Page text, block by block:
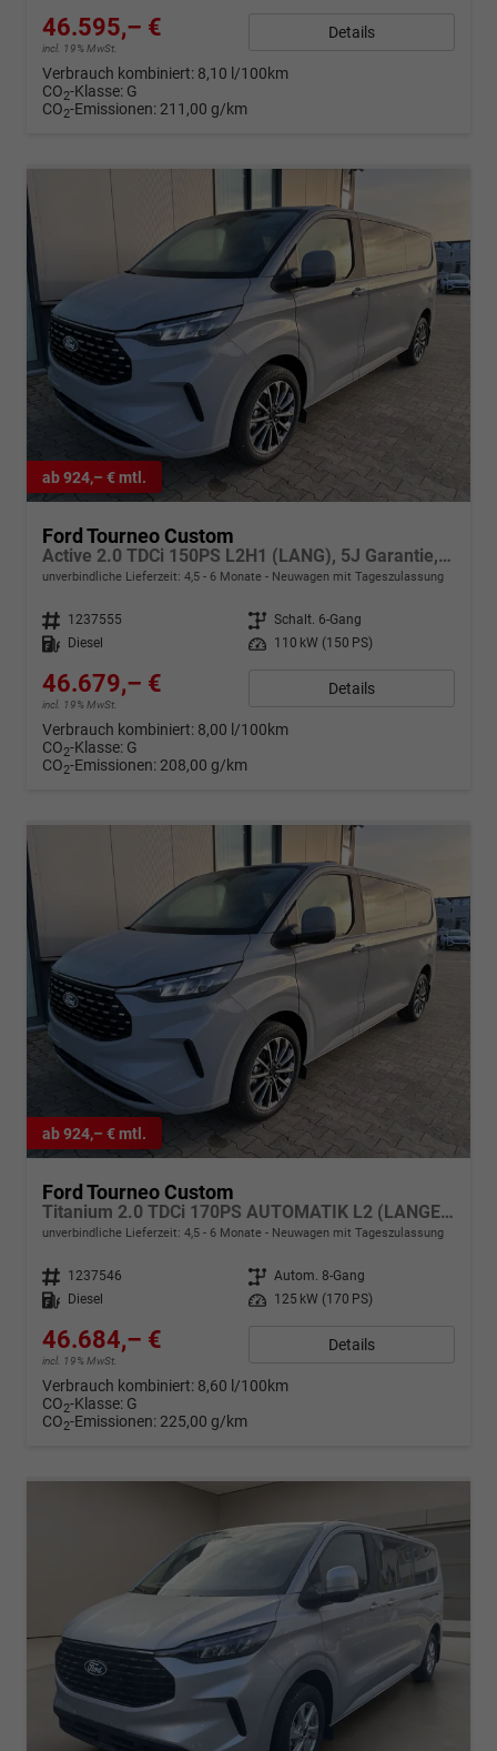
46.595,– €
incl. 19% MwSt.
Details
Verbrauch kombiniert: 8,10 l/100km
CO2-Klasse: G
CO2-Emissionen: 211,00 g/km
ab 924,– € mtl.
Ford Tourneo Custom
Active 2.0 TDCi 150PS L2H1 (LANG), 5J Garantie, 8 Plätze, Adaptiver Tempomat, Toter-Winkel, Alarm, 2 Schiebetüren, 17" Alu, Sitzheizung, 3-Zonen-Klimautomatik, Privacy-Glas, Spiegel elektr. anklappbar, Parksensoren v/h, Rückfahrkamera
unverbindliche Lieferzeit: 4,5 - 6 Monate Neuwagen mit Tageszulassung
Fahrzeugnr. 1237555 Getriebe Schalt. 6-Gang
Kraftstoff
Diesel Leistung 110 kW (150 PS)
46.679,– €
incl. 19% MwSt.
Details
Verbrauch kombiniert: 8,00 l/100km
CO2-Klasse: G
CO2-Emissionen: 208,00 g/km
ab 924,– € mtl.
Ford Tourneo Custom
Titanium 2.0 TDCi 170PS AUTOMATIK L2 (LANGER RADSTAND) H1, 5 Jahre Garantie, 8 Plätze, 17" Alu, Sitzheizung, Klimautomatik vo/hi, Privacy-Glas, Spiegel elektr., Parksensoren v/h, Rückfahrkamera, LED-Scheinwerfer, Keyless, Beheizte Frontscheibe, Radio 13" Wireles
unverbindliche Lieferzeit: 4,5 - 6 Monate Neuwagen mit Tageszulassung
Fahrzeugnr. 1237546 Getriebe Autom. 8-Gang
Kraftstoff
Diesel Leistung 125 kW (170 PS)
46.684,– €
incl. 19% MwSt.
Details
Verbrauch kombiniert: 8,60 l/100km
CO2-Klasse: G
CO2-Emissionen: 225,00 g/km